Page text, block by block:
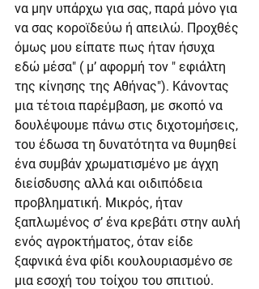
να μην υπάρχω για σας, παρά μόνο για
να σας κοροϊδεύω ή απειλώ. Προχθές
όμως μου είπατε πως ήταν ήσυχα
εδώ μέσα" ( μ’ αφορμή τον " εφιάλτη
της κίνησης της Αθήνας"). Κάνοντας
μια τέτοια παρέμβαση, με σκοπό να
δουλέψουμε πάνω στις διχοτομήσεις,
του έδωσα τη δυνατότητα να θυμηθεί
ένα συμβάν χρωματισμένο με άγχη
διείσδυσης αλλά και οιδιπόδεια
προβληματική. Μικρός, ήταν
ξαπλωμένος σ’ ένα κρεβάτι στην αυλή
ενός αγροκτήματος, όταν είδε
ξαφνικά ένα φίδι κουλουριασμένο σε
μια εσοχή του τοίχου του σπιτιού.